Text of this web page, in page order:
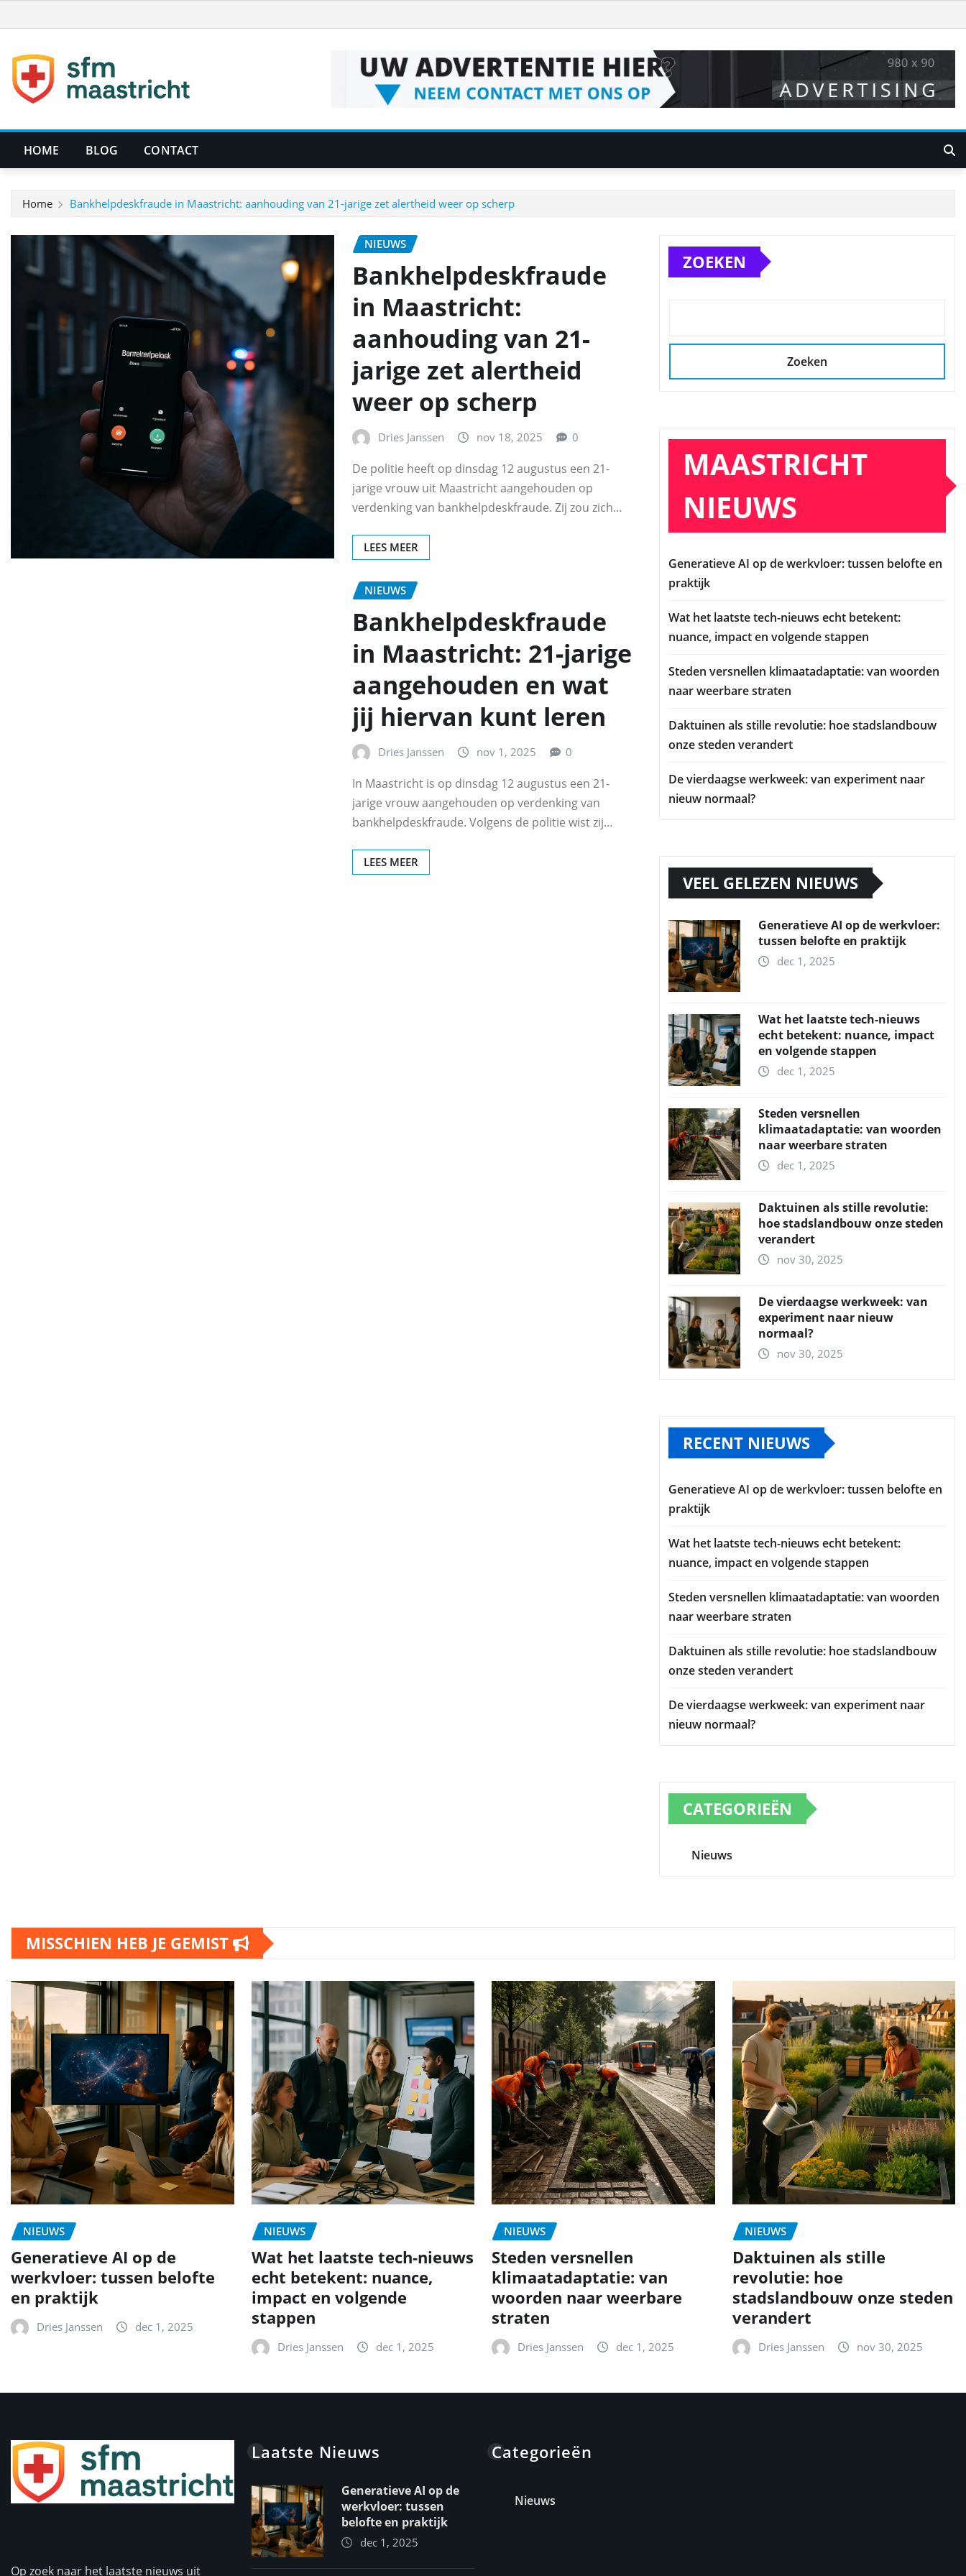
naar
inhoud
HOME BLOG CONTACT
Home Bankhelpdeskfraude in Maastricht: aanhouding van 21-jarige zet alertheid weer op scherp
NIEUWS
Bankhelpdeskfraude
in Maastricht:
aanhouding van 21-
jarige zet alertheid
weer op scherp
Dries Janssen nov 18, 2025 0
De politie heeft op dinsdag 12 augustus een 21-
jarige vrouw uit Maastricht aangehouden op
verdenking van bankhelpdeskfraude. Zij zou zich…
LEES MEER
NIEUWS
Bankhelpdeskfraude
in Maastricht: 21‑jarige
aangehouden en wat
jij hiervan kunt leren
Dries Janssen nov 1, 2025 0
In Maastricht is op dinsdag 12 augustus een 21-
jarige vrouw aangehouden op verdenking van
bankhelpdeskfraude. Volgens de politie wist zij…
LEES MEER
ZOEKEN
Zoeken
MAASTRICHT
NIEUWS
Generatieve AI op de werkvloer: tussen belofte en
praktijk
Wat het laatste tech-nieuws echt betekent:
nuance, impact en volgende stappen
Steden versnellen klimaatadaptatie: van woorden
naar weerbare straten
Daktuinen als stille revolutie: hoe stadslandbouw
onze steden verandert
De vierdaagse werkweek: van experiment naar
nieuw normaal?
VEEL GELEZEN NIEUWS
Generatieve AI op de werkvloer:
tussen belofte en praktijk
dec 1, 2025
Wat het laatste tech-nieuws
echt betekent: nuance, impact
en volgende stappen
dec 1, 2025
Steden versnellen
klimaatadaptatie: van woorden
naar weerbare straten
dec 1, 2025
Daktuinen als stille revolutie:
hoe stadslandbouw onze steden
verandert
nov 30, 2025
De vierdaagse werkweek: van
experiment naar nieuw
normaal?
nov 30, 2025
RECENT NIEUWS
Generatieve AI op de werkvloer: tussen belofte en
praktijk
Wat het laatste tech-nieuws echt betekent:
nuance, impact en volgende stappen
Steden versnellen klimaatadaptatie: van woorden
naar weerbare straten
Daktuinen als stille revolutie: hoe stadslandbouw
onze steden verandert
De vierdaagse werkweek: van experiment naar
nieuw normaal?
CATEGORIEËN
Nieuws
MISSCHIEN HEB JE GEMIST
NIEUWS
Generatieve AI op de
werkvloer: tussen belofte
en praktijk
Dries Janssen dec 1, 2025
NIEUWS
Wat het laatste tech-nieuws
echt betekent: nuance,
impact en volgende
stappen
Dries Janssen dec 1, 2025
NIEUWS
Steden versnellen
klimaatadaptatie: van
woorden naar weerbare
straten
Dries Janssen dec 1, 2025
NIEUWS
Daktuinen als stille
revolutie: hoe
stadslandbouw onze steden
verandert
Dries Janssen nov 30, 2025
Op zoek naar het laatste nieuws uit
Laatste Nieuws
Generatieve AI op de
werkvloer: tussen
belofte en praktijk
dec 1, 2025
Categorieën
Nieuws